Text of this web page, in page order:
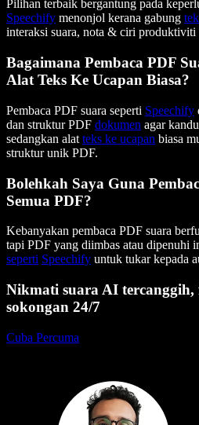
Pilihan terbaik bergantung pada
Speechify menonjol kerana gabung
interaksi suara, nota & ciri produktiviti
Bagaimana Pembaca PDF
Alat Teks Ke Ucapan Biasa?
Pembaca PDF suara seperti Speechify
dan struktur PDF dokumen agar
sedangkan alat teks ke ucapan biasa
struktur unik PDF.
Bolehkah Saya Guna
Semua PDF?
Kebanyakan pembaca PDF suara
tapi PDF yang diimbas atau dipenuhi
seperti Speechify untuk tukar kepada
Nikmati suara AI
sokongan 24/7
Cuba Percuma